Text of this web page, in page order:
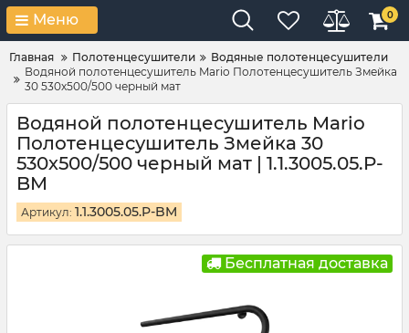
Меню 0
Главная Полотенцесушители
Водяные полотенцесушители
Водяной полотенцесушитель Mario Полотенцесушитель Змейка
30 530х500/500 черный мат
Водяной полотенцесушитель Mario
Полотенцесушитель Змейка 30
530х500/500 черный мат | 1.1.3005.05.P-
BM
Артикул: 1.1.3005.05.P-BM
Бесплатная доставка